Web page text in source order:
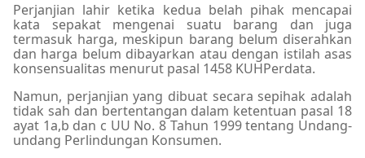
Perjanjian lahir ketika kedua belah pihak mencapai
kata sepakat mengenai suatu barang dan juga
termasuk harga, meskipun barang belum diserahkan
dan harga belum dibayarkan atau dengan istilah asas
konsensualitas menurut pasal 1458 KUHPerdata.
Namun, perjanjian yang dibuat secara sepihak adalah
tidak sah dan bertentangan dalam ketentuan pasal 18
ayat 1a,b dan c UU No. 8 Tahun 1999 tentang Undang-
undang Perlindungan Konsumen.